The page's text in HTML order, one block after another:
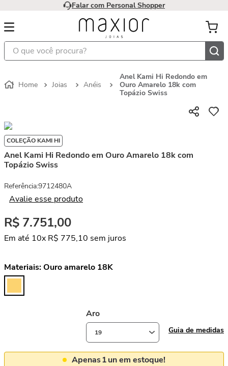
Falar com Personal Shopper
O que você procura?
Joias Anéis
Anel Kami Hi Redondo em
Ouro Amarelo 18k com
Topázio Swiss
COLEÇÃO KAMI HI
Anel Kami Hi Redondo em Ouro Amarelo 18k com
Topázio Swiss
Referência:9712480A
Avalie esse produto
R$ 7.751,00
Em até 10x R$ 775,10 sem juros
Materiais:Ouro amarelo 18K
Guia de medidas
Aro
19
Apenas1un em estoque!